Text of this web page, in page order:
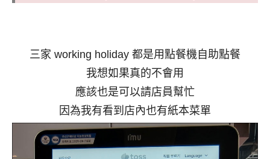
三家 working holiday 都是用點餐機自助點餐
我想如果真的不會用
應該也是可以請店員幫忙
因為我有看到店內也有紙本菜單